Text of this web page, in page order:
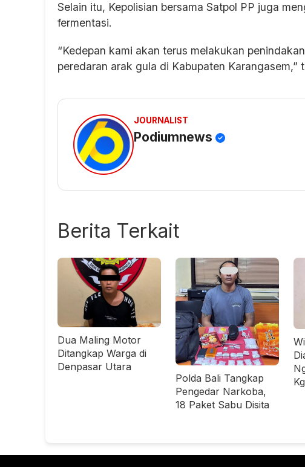
Selain itu, Kepolisian bersama Satpol PP juga
fermentasi.
“Kedepan kami akan terus melakukan
peredaran arak gula di Kabupaten Karangasem,”
JOURNALIST
Podiumnews
Berita Terkait
Dua Maling Motor
Ditangkap Warga di
Denpasar Utara
Polda Bali Tangkap
Pengedar Narkoba,
18 Paket Sabu Disita